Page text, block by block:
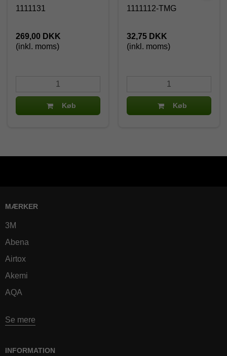
1111131
269,00 DKK
(inkl. moms)
Køb
1111112-TMG
32,75 DKK
(inkl. moms)
Køb
MÆRKER
3M
Abena
Airtox
Akemi
AQA
Se mere
INFORMATION